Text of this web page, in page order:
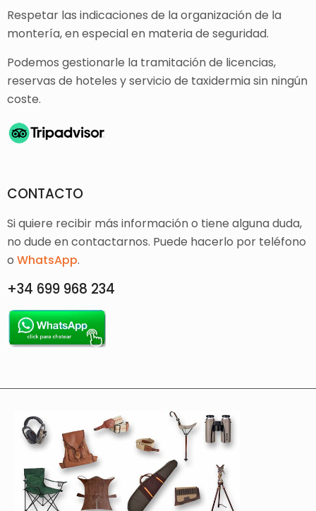
Respetar las indicaciones de la organización de la
montería, en especial en materia de seguridad.
Podemos gestionarle la tramitación de licencias,
reservas de hoteles y servicio de taxidermia sin ningún
coste.
CONTACTO
Si quiere recibir más información o tiene alguna duda,
no dude en contactarnos. Puede hacerlo por teléfono
o WhatsApp.
+34 699 968 234